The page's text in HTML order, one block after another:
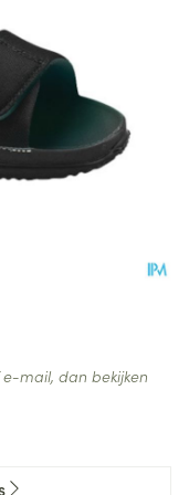
mail, dan bekijken